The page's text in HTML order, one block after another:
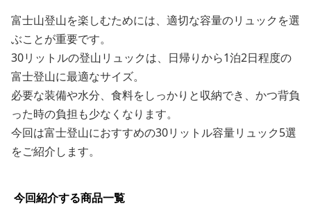
富士山登山を楽しむためには、適切な容量のリュックを選
ぶことが重要です。
30リットルの登山リュックは、日帰りから1泊2日程度の
富士登山に最適なサイズ。
必要な装備や水分、食料をしっかりと収納でき、かつ背負
った時の負担も少なくなります。
今回は富士登山におすすめの30リットル容量リュック5選
をご紹介します。
今回紹介する商品一覧